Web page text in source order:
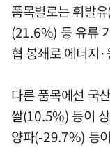
품목별로는 휘발
(21.6%) 등 유류
협 봉쇄로 에너지
다른 품목에선 국
쌀(10.5%) 등이
양파(-29.7%) 등